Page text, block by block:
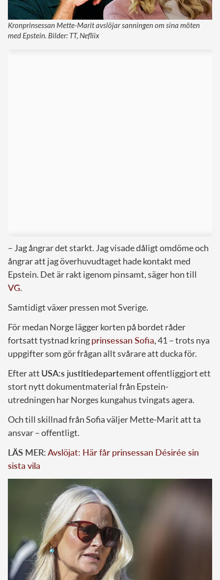
Kronprinsessan Mette-Marit avslöjar sanningen om sina möten
med Epstein. Bilder: TT, Nefliix
– Jag ångrar det starkt. Jag visade dåligt omdöme och
ångrar att jag överhuvudtaget hade kontakt med
Epstein. Det är rakt igenom pinsamt, säger hon till
VG.
Samtidigt växer pressen mot Sverige.
För medan Norge lägger korten på bordet råder
fortsatt tystnad kringprinsessan Sofia,41 – trots nya
uppgifter som gör frågan allt svårare att ducka för.
Efter att USA:s justitiedepartementoffentliggjort ett
stort nytt dokumentmaterial från Epstein-
utredningen har Norges kungahus tvingats agera.
Och till skillnad från Sofia väljer Mette-Marit att ta
ansvar – offentligt.
LÄS MER:Avslöjat: Här får prinsessan Désirée sin
sista vila